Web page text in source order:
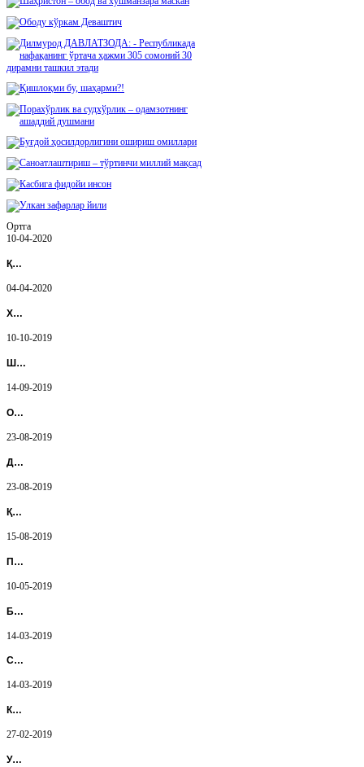
Ортга
10-04-2020
Қ…
04-04-2020
Х…
10-10-2019
Ш…
14-09-2019
О…
23-08-2019
Д…
23-08-2019
Қ…
15-08-2019
П…
10-05-2019
Б…
14-03-2019
С…
14-03-2019
К…
27-02-2019
У…